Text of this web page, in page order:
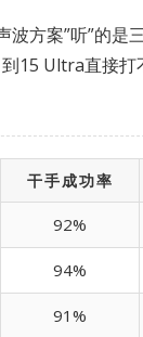
方案”听”的
15 Ultra直接
干手成功率
92%
94%
91%